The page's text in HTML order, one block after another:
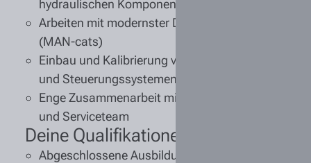
hydraulischen Komponenten
Arbeiten mit modernster Diagnosetechnik
(MAN-cats)
Einbau und Kalibrierung von
und Steuerungssystemen
Enge Zusammenarbeit mit Werkstattmeistern
und Serviceteam
Deine Qualifikationen
Abgeschlossene Ausbildung als